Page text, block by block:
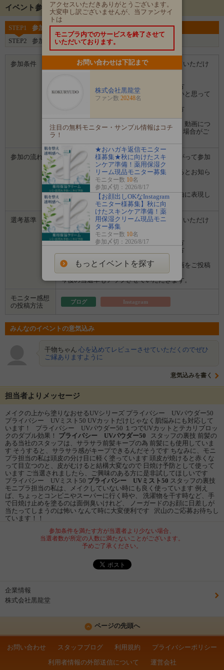
イベント参加にあたって
STEP1
参加登録をする
STEP2
参加完了
参加条件
※ブログやSNSなどでイベントを紹介していただけ
る方
※マスク中のうっかり日焼けが気になる方
※日中、日焼け止めを簡単に塗り直したいと思って
※お顔のテカリや乾燥が気になっている方
★ご当選後のモニター記事の文章や画像・動画につ
いて、SNSでの広告に使用させていただく場合がご
参加の流れ
１．「参加する」ボタンから画面にしたがって参加
します。
２．募集期間の終了後、企業から選ばれるとお知ら
せがあります。
３．企業から商品などが届きます。
４．試していただいた感想や口コミを自由に表現し
て投稿してください。
選考基準
※ブログやSNSなどでイベントを紹介していただけ
た方
※UVカット製品に興味がある方
※マスク中のうっかり日焼けが気になる方
※お顔のテカリや乾燥が気になっている方
※ご当選商品を使用しているシーンの動画をご投稿
いただけた方は
今後の当選率もアップさせていただきます。
モニター感想
の投稿方法
ブログ Instagram
みんなのイベントの意気込み
干物ちゃん 心を込めてレビューさせていただくのでぜひ
ご縁ありますように
意気込みを書く
担当者よりメッセージ
メイクの上から塗りなおせるUVシリーズ プライバシー UVパウダー50
プライバシー UVミスト50 UVカットだけじゃなく肌悩みにも対応して
います！ プライバシー UVパウダー50 １つでUVカットとテカリブロッ
クのダブル効果！ プライバシー UVパウダー50 スタッフの裏技 前髪の
ある当社のスタッフは、サラサラ前髪キープの為 前髪にも使用していま
す そうすると、サラサラ感がキープできるんだそうです ちなみに、モニ
プラ担当の私は頭皮の分け目に軽く塗っています 頭皮が焼けると赤くな
って目立つのと、皮がむけると結構大変なので 日焼け予防として使って
います ご当選されましたら、ご興味のある方に是非試してほしいです
プライバシー UVミスト50 プライバシー UVミスト50 スタッフの裏技
モニプラ担当の私は、メイクしていない時にも良く使っています 例え
ば、ちょっとコンビニやスーパーに行く時や、 洗濯物を干す時など、手
で日焼け止めを塗るのは面倒臭いけれど、 ノーガードのお顔に日差しが
当たってしまうのは怖い なんて時に大変便利です 沢山のご応募お待ちし
ています！！
参加条件を満たす方が当選者より少ない場合、
当選者数が所定の人数に満たないことがございます。
予めご了承ください。
企業情報
株式会社黒龍堂
アクセスいただきありがとうございます。
大変申し訳ございませんが、当ファンサイ
トは
モニプラ内でのサービスを終了させて
いただいております。
お問い合わせは下記まで
株式会社黒龍堂
ファン数 20248名
注目の無料モニター・サンプル情報はコチ
ラ！
★おハガキ返信モニター
様募集★秋に向けたスキ
ンケア準備！薬用保湿ク
リーム現品モニター募集
モニター数 10名
参加〆切：2026/8/17
【お顔出しOKなInstagram
モニター様募集】秋に向
けたスキンケア準備！薬
用保湿クリーム現品モニ
ター募集
モニター数 10名
参加〆切：2026/8/17
もっとイベントを探す
ページの先頭へ
お問い合わせ スタッフブログ 利用規約
プライバシーポリシー
利用者情報の外部送信について
運営会社